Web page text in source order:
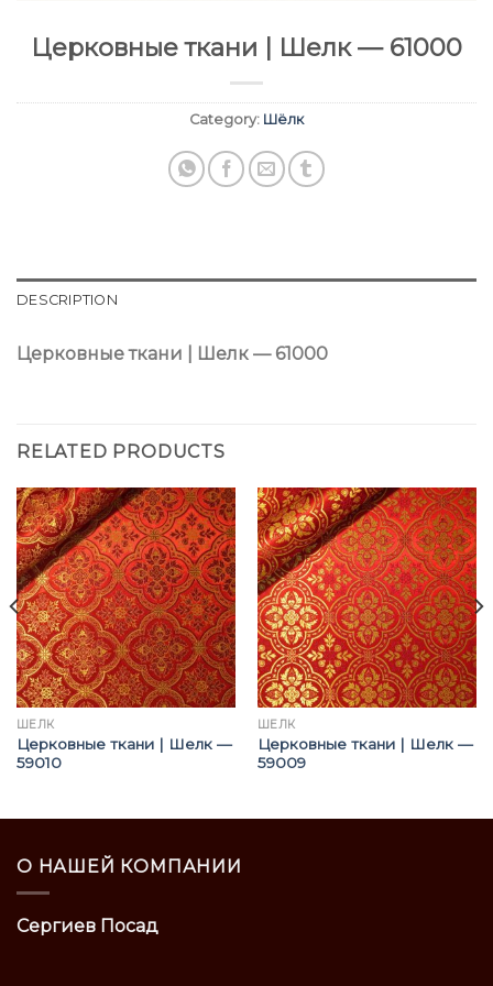
Церковные ткани | Шелк — 61000
Category: Шёлк
DESCRIPTION
Церковные ткани | Шелк — 61000
RELATED PRODUCTS
ШЁЛК
Церковные ткани | Шелк —
59010
ШЁЛК
Церковные ткани | Шелк —
59009
О НАШЕЙ КОМПАНИИ
Сергиев Посад